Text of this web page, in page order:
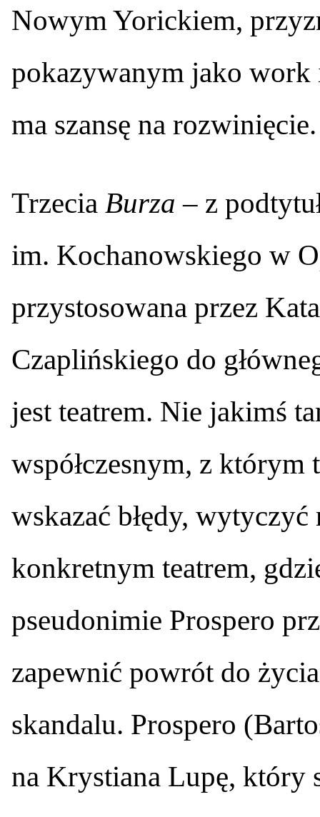
Nowym Yorickiem,
pokazywanym jako work
ma szansę na rozwinięcie.
Trzecia Burza – z
im. Kochanowskiego w
przystosowana przez
Czaplińskiego do
jest teatrem. Nie jakimś
współczesnym, z
wskazać błędy,
konkretnym teatrem,
pseudonimie Prospero
zapewnić powrót do
skandalu. Prospero
na Krystiana Lupę, który